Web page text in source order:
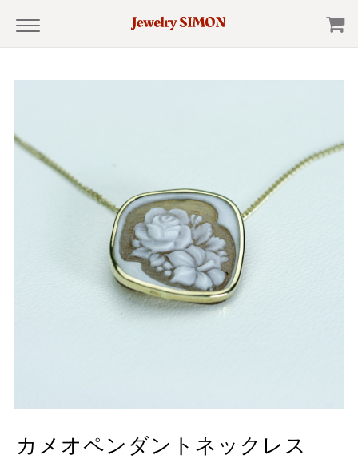
カメオペンダントネックレス